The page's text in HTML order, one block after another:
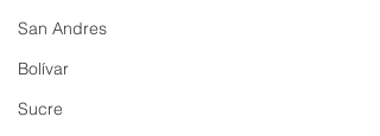
San Andres
Bolívar
Sucre